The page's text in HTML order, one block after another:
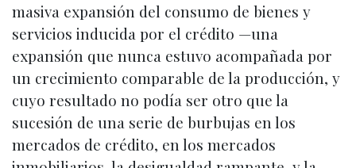
masiva expansión del consumo de bienes y
servicios inducida por el crédito —una
expansión que nunca estuvo acompañada por
un crecimiento comparable de la producción, y
cuyo resultado no podía ser otro que la
sucesión de una serie de burbujas en los
mercados de crédito, en los mercados